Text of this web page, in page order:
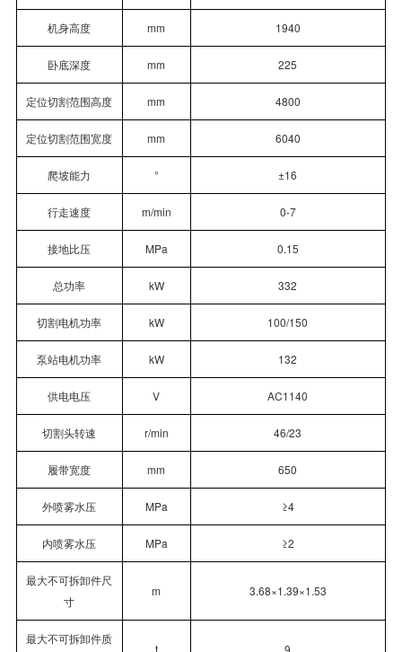
机身高度 mm 1940
卧底深度 mm 225
定位切割范围高度 mm 4800
定位切割范围宽度 mm 6040
爬坡能力 ° ±16
行走速度 m/min 0-7
接地比压 MPa 0.15
总功率 kW 332
切割电机功率 kW 100/150
泵站电机功率 kW 132
供电电压 V AC1140
切割头转速 r/min 46/23
履带宽度 mm 650
外喷雾水压 MPa ≥4
内喷雾水压 MPa ≥2
最大不可拆卸件尺
寸
m 3.68×1.39×1.53
最大不可拆卸件质